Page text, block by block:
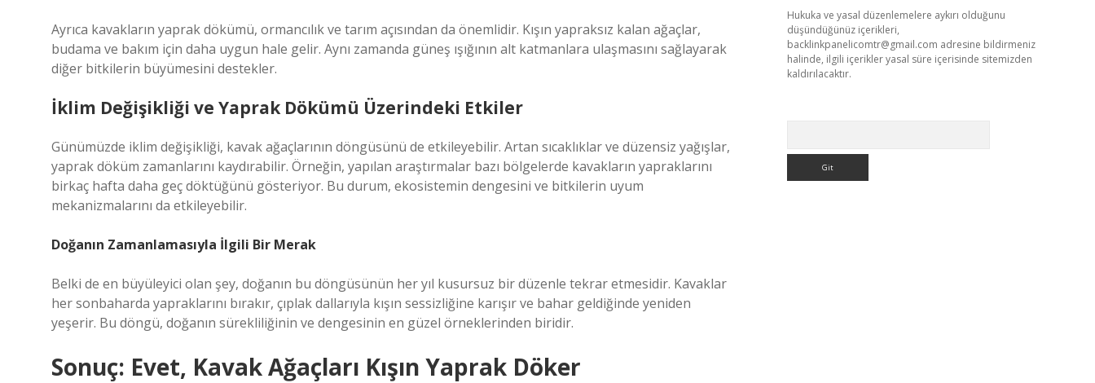
Ayrıca kavakların yaprak dökümü, ormancılık ve tarım açısından da önemlidir. Kışın yapraksız kalan ağaçlar,
budama ve bakım için daha uygun hale gelir. Aynı zamanda güneş ışığının alt katmanlara ulaşmasını sağlayarak
diğer bitkilerin büyümesini destekler.
İklim Değişikliği ve Yaprak Dökümü Üzerindeki Etkiler
Günümüzde iklim değişikliği, kavak ağaçlarının döngüsünü de etkileyebilir. Artan sıcaklıklar ve düzensiz yağışlar,
yaprak döküm zamanlarını kaydırabilir. Örneğin, yapılan araştırmalar bazı bölgelerde kavakların yapraklarını
birkaç hafta daha geç döktüğünü gösteriyor. Bu durum, ekosistemin dengesini ve bitkilerin uyum
mekanizmalarını da etkileyebilir.
Doğanın Zamanlamasıyla İlgili Bir Merak
Belki de en büyüleyici olan şey, doğanın bu döngüsünün her yıl kusursuz bir düzenle tekrar etmesidir. Kavaklar
her sonbaharda yapraklarını bırakır, çıplak dallarıyla kışın sessizliğine karışır ve bahar geldiğinde yeniden
yeşerir. Bu döngü, doğanın sürekliliğinin ve dengesinin en güzel örneklerinden biridir.
Sonuç: Evet, Kavak Ağaçları Kışın Yaprak Döker
Hukuka ve yasal düzenlemelere aykırı olduğunu
düşündüğünüz içerikleri,
backlinkpanelicomtr@gmail.com adresine bildirmeniz
halinde, ilgili içerikler yasal süre içerisinde sitemizden
kaldırılacaktır.